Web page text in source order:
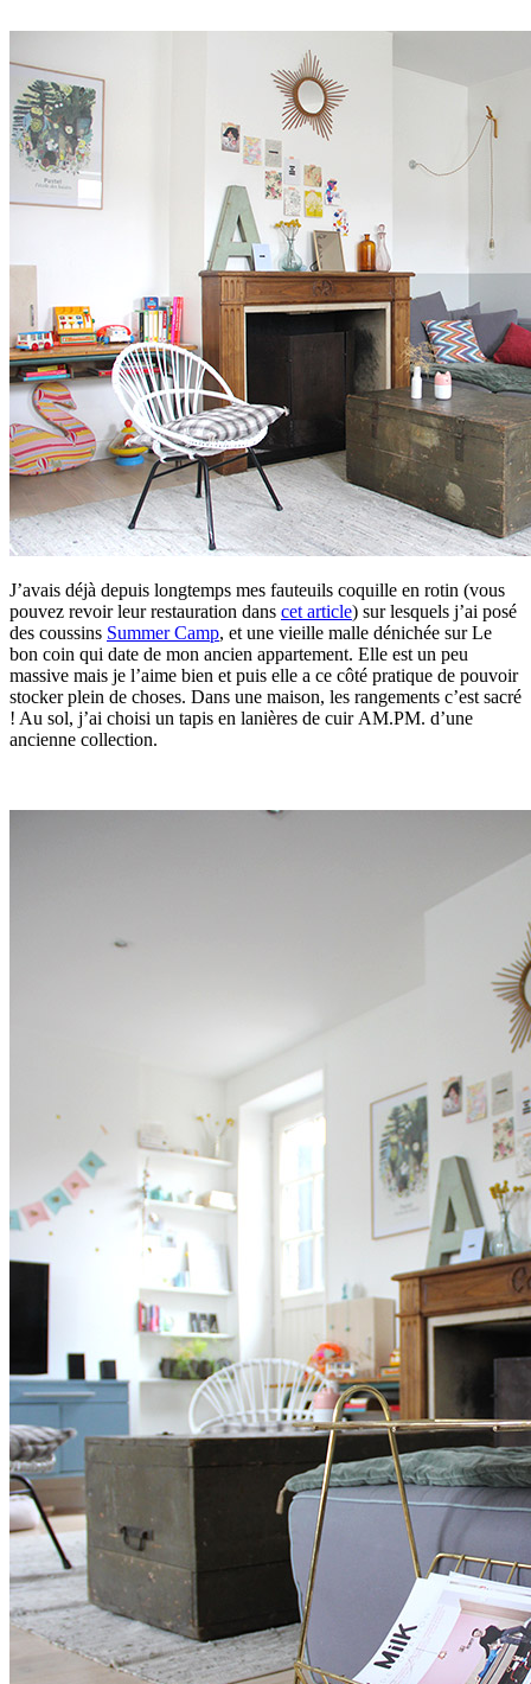
J’avais déjà depuis longtemps mes fauteuils coquille en rotin (vous
pouvez revoir leur restauration dans cet article) sur lesquels j’ai posé
des coussins Summer Camp, et une vieille malle dénichée sur Le
bon coin qui date de mon ancien appartement. Elle est un peu
massive mais je l’aime bien et puis elle a ce côté pratique de pouvoir
stocker plein de choses. Dans une maison, les rangements c’est sacré
! Au sol, j’ai choisi un tapis en lanières de cuir AM.PM. d’une
ancienne collection.